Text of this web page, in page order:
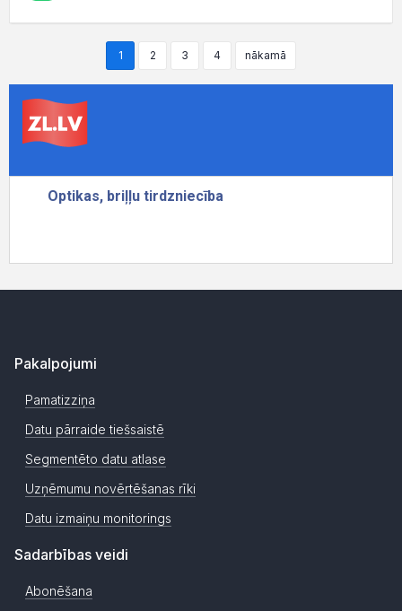
1 2 3 4 nākamā
Pakalpojumi
Pamatizziņa
Datu pārraide tiešsaistē
Segmentēto datu atlase
Uzņēmumu novērtēšanas rīki
Datu izmaiņu monitorings
Sadarbības veidi
Abonēšana